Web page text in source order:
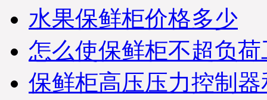
水果保鲜柜价格多少
怎么使保鲜柜不超负荷
保鲜柜高压压力控制